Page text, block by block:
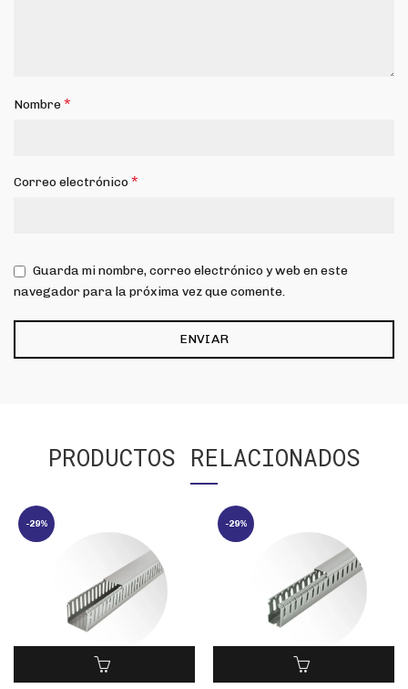
Nombre*
Correo electrónico*
Guarda mi nombre, correo electrónico y web en este
navegador para la próxima vez que comente.
PRODUCTOS RELACIONADOS
-29% -29%